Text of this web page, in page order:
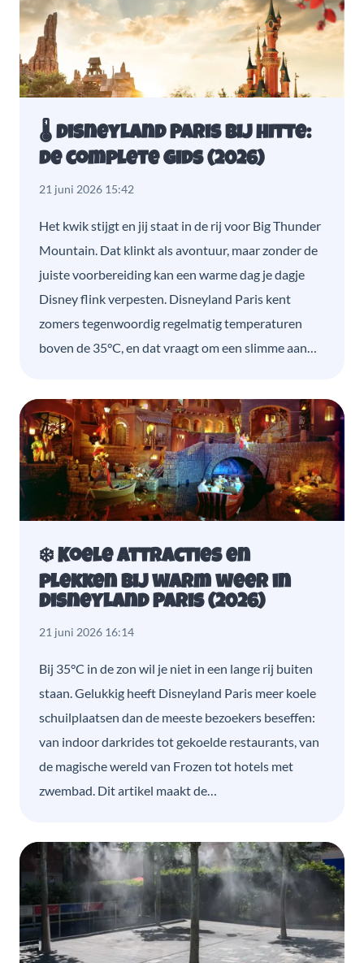
🌡️ Disneyland Paris bij hitte:
de complete gids (2026)
21 juni 2026 15:42
Het kwik stijgt en jij staat in de rij voor Big Thunder
Mountain. Dat klinkt als avontuur, maar zonder de
juiste voorbereiding kan een warme dag je dagje
Disney flink verpesten. Disneyland Paris kent
zomers tegenwoordig regelmatig temperaturen
boven de 35°C, en dat vraagt om een slimme aan…
❄️ Koele attracties en
plekken bij warm weer in
Disneyland Paris (2026)
21 juni 2026 16:14
Bij 35°C in de zon wil je niet in een lange rij buiten
staan. Gelukkig heeft Disneyland Paris meer koele
schuilplaatsen dan de meeste bezoekers beseffen:
van indoor darkrides tot gekoelde restaurants, van
de magische wereld van Frozen tot hotels met
zwembad. Dit artikel maakt de…